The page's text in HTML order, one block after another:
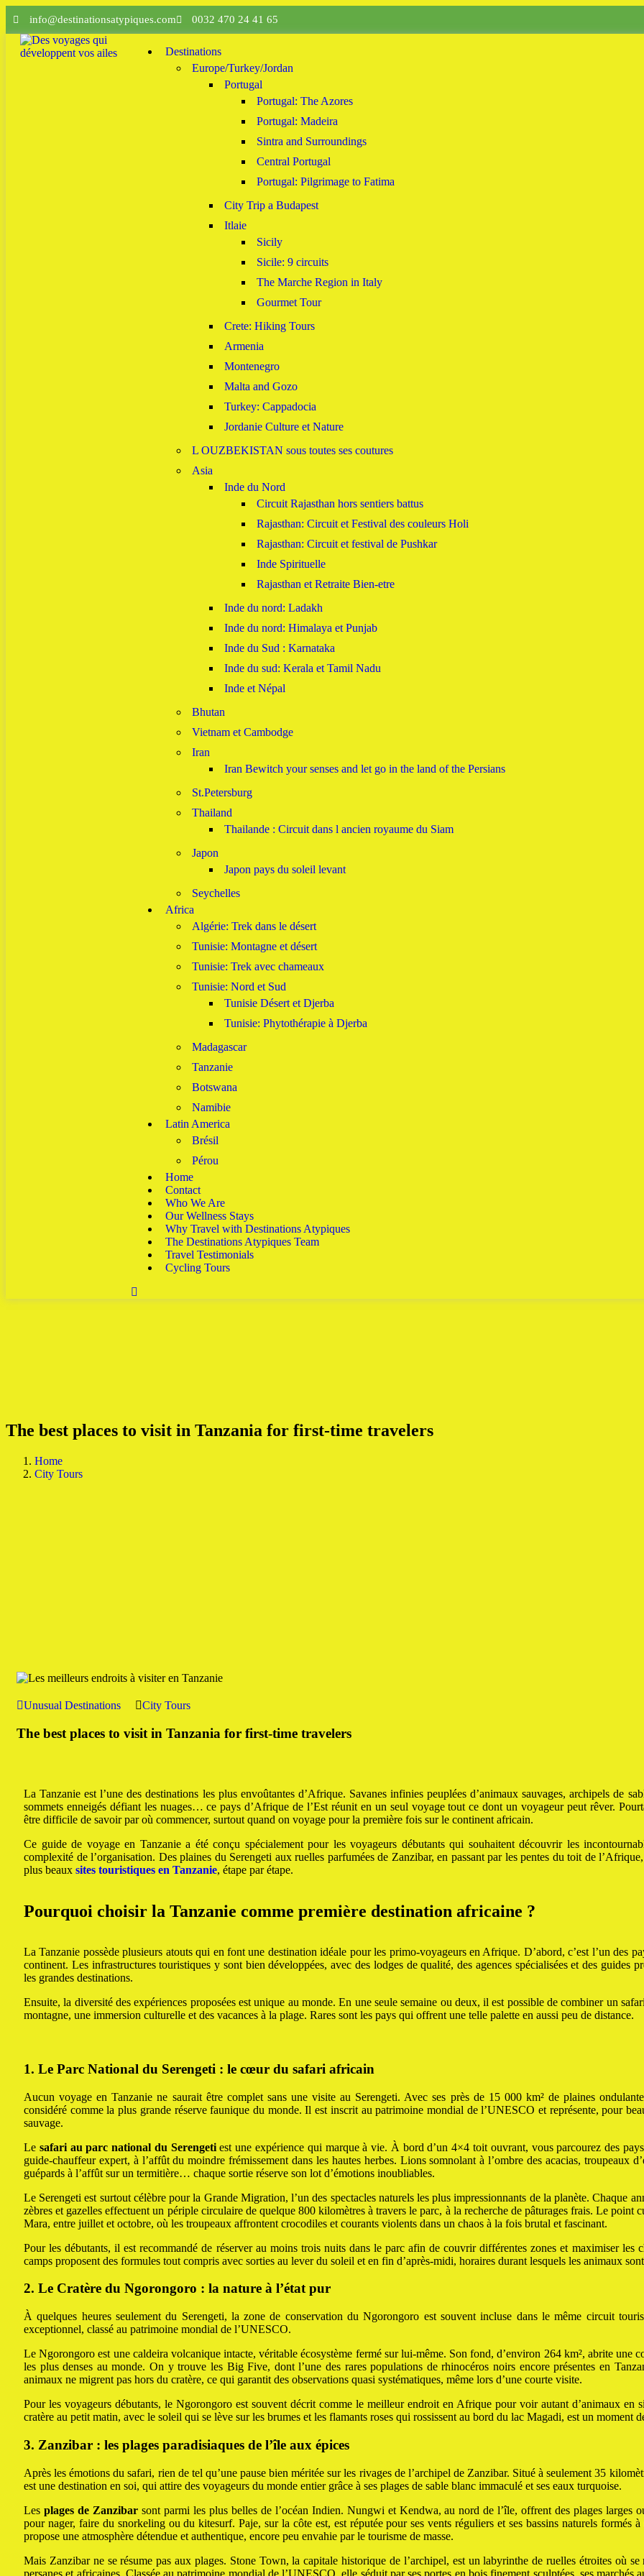
info@destinationsatypiques.com 0032 470 24 41 65
Destinations
Europe/Turkey/Jordan
Portugal
Portugal: The Azores
Portugal: Madeira
Sintra and Surroundings
Central Portugal
Portugal: Pilgrimage to Fatima
City Trip a Budapest
Itlaie
Sicily
Sicile: 9 circuits
The Marche Region in Italy
Gourmet Tour
Crete: Hiking Tours
Armenia
Montenegro
Malta and Gozo
Turkey: Cappadocia
Jordanie Culture et Nature
L OUZBEKISTAN sous toutes ses coutures
Asia
Inde du Nord
Circuit Rajasthan hors sentiers battus
Rajasthan: Circuit et Festival des couleurs Holi
Rajasthan: Circuit et festival de Pushkar
Inde Spirituelle
Rajasthan et Retraite Bien-etre
Inde du nord: Ladakh
Inde du nord: Himalaya et Punjab
Inde du Sud : Karnataka
Inde du sud: Kerala et Tamil Nadu
Inde et Népal
Bhutan
Vietnam et Cambodge
Iran
Iran Bewitch your senses and let go in the land of the Persians
St.Petersburg
Thailand
Thailande : Circuit dans l ancien royaume du Siam
Japon
Japon pays du soleil levant
Seychelles
Africa
Algérie: Trek dans le désert
Tunisie: Montagne et désert
Tunisie: Trek avec chameaux
Tunisie: Nord et Sud
Tunisie Désert et Djerba
Tunisie: Phytothérapie à Djerba
Madagascar
Tanzanie
Botswana
Namibie
Latin America
Brésil
Pérou
Home
Contact
Who We Are
Our Wellness Stays
Why Travel with Destinations Atypiques
The Destinations Atypiques Team
Travel Testimonials
Cycling Tours
The best places to visit in Tanzania for first-time travelers
Home
City Tours
Unusual Destinations City Tours
The best places to visit in Tanzania for first-time travelers
La Tanzanie est l’une des destinations les plus envoûtantes d’Afrique. Savanes infinies peuplées d’animaux sauvages, archipels de
sommets enneigés défiant les nuages… ce pays d’Afrique de l’Est réunit en un seul voyage tout ce dont un voyageur peut rêver.
être difficile de savoir par où commencer, surtout quand on voyage pour la première fois sur le continent africain.
Ce guide de voyage en Tanzanie a été conçu spécialement pour les voyageurs débutants qui souhaitent découvrir les
complexité de l’organisation. Des plaines du Serengeti aux ruelles parfumées de Zanzibar, en passant par les pentes du toit de
plus beaux sites touristiques en Tanzanie, étape par étape.
Pourquoi choisir la Tanzanie comme première destination africaine ?
La Tanzanie possède plusieurs atouts qui en font une destination idéale pour les primo-voyageurs en Afrique. D’abord, c’est l’un des
continent. Les infrastructures touristiques y sont bien développées, avec des lodges de qualité, des agences spécialisées et des guides
les grandes destinations.
Ensuite, la diversité des expériences proposées est unique au monde. En une seule semaine ou deux, il est possible de combiner un
montagne, une immersion culturelle et des vacances à la plage. Rares sont les pays qui offrent une telle palette en aussi peu de distance.
1. Le Parc National du Serengeti : le cœur du safari africain
Aucun voyage en Tanzanie ne saurait être complet sans une visite au Serengeti. Avec ses près de 15 000 km² de plaines
considéré comme la plus grande réserve faunique du monde. Il est inscrit au patrimoine mondial de l’UNESCO et représente, pour
sauvage.
Le safari au parc national du Serengetiest une expérience qui marque à vie. À bord d’un 4×4 toit ouvrant, vous parcourez des
guide-chauffeur expert, à l’affût du moindre frémissement dans les hautes herbes. Lions somnolant à l’ombre des acacias, troupeaux
guépards à l’affût sur un termitière… chaque sortie réserve son lot d’émotions inoubliables.
Le Serengeti est surtout célèbre pour la Grande Migration, l’un des spectacles naturels les plus impressionnants de la planète. Chaque
zèbres et gazelles effectuent un périple circulaire de quelque 800 kilomètres à travers le parc, à la recherche de pâturages frais. Le point
Mara, entre juillet et octobre, où les troupeaux affrontent crocodiles et courants violents dans un chaos à la fois brutal et fascinant.
Pour les débutants, il est recommandé de réserver au moins trois nuits dans le parc afin de couvrir différentes zones et maximiser les
camps proposent des formules tout compris avec sorties au lever du soleil et en fin d’après-midi, horaires durant lesquels les animaux
2. Le Cratère du Ngorongoro : la nature à l’état pur
À quelques heures seulement du Serengeti, la zone de conservation du Ngorongoro est souvent incluse dans le même circuit
exceptionnel, classé au patrimoine mondial de l’UNESCO.
Le Ngorongoro est une caldeira volcanique intacte, véritable écosystème fermé sur lui-même. Son fond, d’environ 264 km², abrite une
les plus denses au monde. On y trouve les Big Five, dont l’une des rares populations de rhinocéros noirs encore présentes en
animaux ne migrent pas hors du cratère, ce qui garantit des observations quasi systématiques, même lors d’une courte visite.
Pour les voyageurs débutants, le Ngorongoro est souvent décrit comme le meilleur endroit en Afrique pour voir autant d’animaux en
cratère au petit matin, avec le soleil qui se lève sur les brumes et les flamants roses qui rossissent au bord du lac Magadi, est un moment
3. Zanzibar : les plages paradisiaques de l’île aux épices
Après les émotions du safari, rien de tel qu’une pause bien méritée sur les rivages de l’archipel de Zanzibar. Situé à seulement 35
est une destination en soi, qui attire des voyageurs du monde entier grâce à ses plages de sable blanc immaculé et ses eaux turquoise.
Les plages de Zanzibarsont parmi les plus belles de l’océan Indien. Nungwi et Kendwa, au nord de l’île, offrent des plages larges
pour nager, faire du snorkeling ou du kitesurf. Paje, sur la côte est, est réputée pour ses vents réguliers et ses bassins naturels formés à
propose une atmosphère détendue et authentique, encore peu envahie par le tourisme de masse.
Mais Zanzibar ne se résume pas aux plages. Stone Town, la capitale historique de l’archipel, est un labyrinthe de ruelles étroites où se
persanes et africaines. Classée au patrimoine mondial de l’UNESCO, elle séduit par ses portes en bois finement sculptées, ses marchés